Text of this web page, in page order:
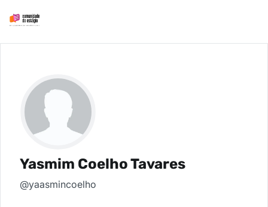
Yasmim Coelho Tavares
@yaasmincoelho